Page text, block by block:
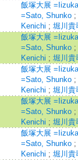
飯塚大展
=Sato, Shunko ;
Kenichi ; 堀川貴
飯塚大展
=Sato, Shunko ;
Kenichi ; 堀川貴
飯塚大展
=Sato, Shunko ;
Kenichi ; 堀川貴
飯塚大展
=Sato, Shunko ;
Kenichi ; 堀川貴
飯塚大展
=Sato, Shunko ;
Kenichi ; 堀川貴